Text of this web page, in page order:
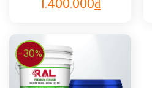
1.400.000₫
-30%